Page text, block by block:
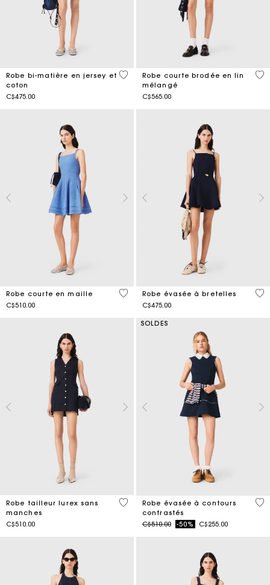
Robe bi-matière en jersey et
coton
C$475.00
3,7 out of 5 Customer Rating
Robe courte brodée en lin
mélangé
C$565.00
5
Robe courte en maille
C$510.00
5 out of 5 Customer Rating
Robe évasée à bretelles
C$475.00
3,7
Robe tailleur lurex sans
manches
C$510.00
4,5 out of 5 Customer Rating
SOLDES
Robe évasée à contours
contrastés
Price reduced from
C$510.00to-50% C$255.00
4